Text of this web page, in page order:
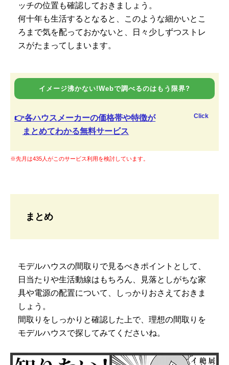
ッチの位置も確認しておきましょう。
何十年も生活するとなると、このような細かいとこ
ろまで気を配っておかないと、日々少しずつストレ
スがたまってしまいます。
イメージ沸かない!Webで調べるのはもう限界?
👉各ハウスメーカーの価格帯や特徴が
まとめてわかる無料サービス
Click
※先月は435人がこのサービス利用を検討しています。
まとめ
モデルハウスの間取りで見るべきポイントとして、
日当たりや生活動線はもちろん、見落としがちな家
具や電源の配置について、しっかりおさえておきま
しょう。
間取りをしっかりと確認した上で、理想の間取りを
モデルハウスで探してみてくださいね。